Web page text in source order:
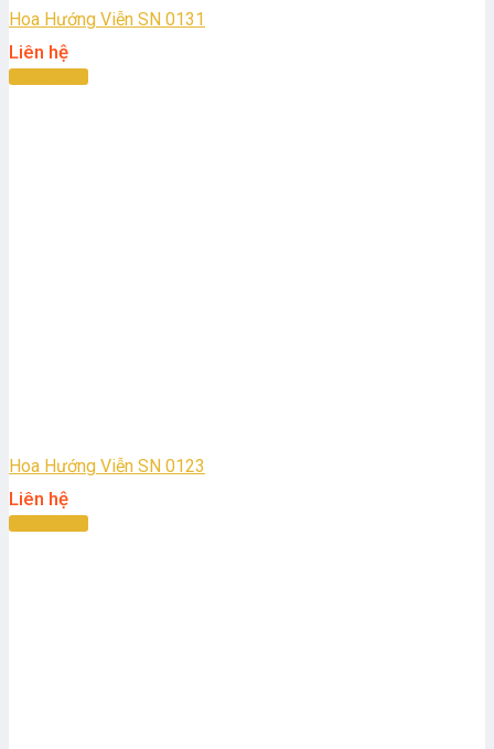
Hoa Hướng Viễn SN 0131
Liên hệ
Hoa Hướng Viễn SN 0123
Liên hệ